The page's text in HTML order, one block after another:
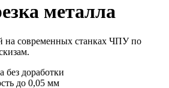
металла
на современных станках ЧПУ по
без доработки
до 0,05 мм